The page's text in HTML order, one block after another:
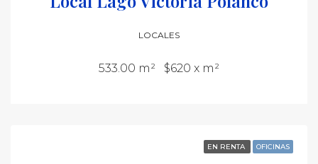
LOCALES
533.00 m² $620 x m²
EN RENTA OFICINAS